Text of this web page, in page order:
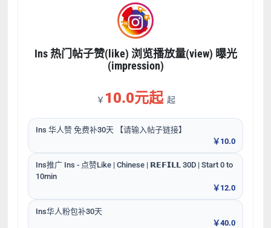
Ins 热门帖子赞(like) 浏览播放量(view) 曝光
(impression)
￥ 10.0元起 起
Ins 华人赞 免费补30天 【请输入帖子链接】
￥10.0
Ins推广 Ins - 点赞Like | Chinese | 𝗥𝗘𝗙𝗜𝗟𝗟 30D | Start 0 to
10min
￥12.0
Ins华人粉包补30天
￥40.0